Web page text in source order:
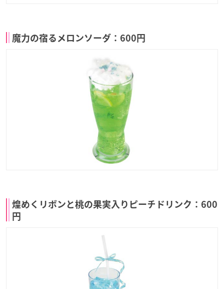
魔力の宿るメロンソーダ：600円
煌めくリボンと桃の果実入りピーチドリンク：600
円